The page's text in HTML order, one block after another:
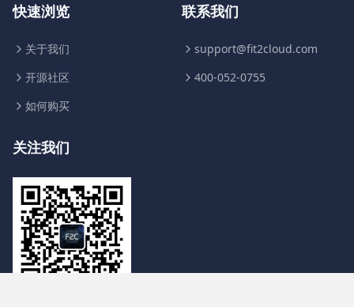
快速浏览
关于我们
开源社区
如何购买
联系我们
support@fit2cloud.com
400-052-0755
关注我们